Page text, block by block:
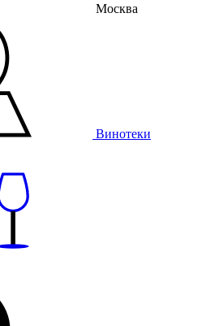
Москва
Винотеки